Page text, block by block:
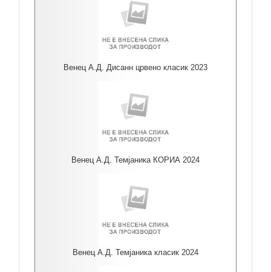
Венец А.Д. Дисанн црвено класик 2023
Венец А.Д. Темјаника КОРИА 2024
Венец А.Д. Темјаника класик 2024